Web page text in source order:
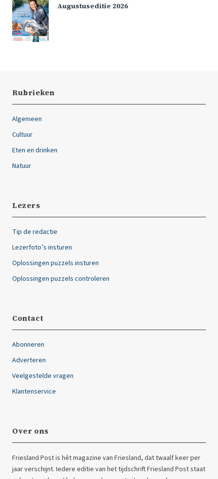
Augustuseditie 2026
Rubrieken
Algemeen
Cultuur
Eten en drinken
Natuur
Lezers
Tip de redactie
Lezerfoto’s insturen
Oplossingen puzzels insturen
Oplossingen puzzels controleren
Contact
Abonneren
Adverteren
Veelgestelde vragen
Klantenservice
Over ons
Friesland Post is hét magazine van Friesland, dat twaalf keer per
jaar verschijnt. Iedere editie van het tijdschrift Friesland Post staat